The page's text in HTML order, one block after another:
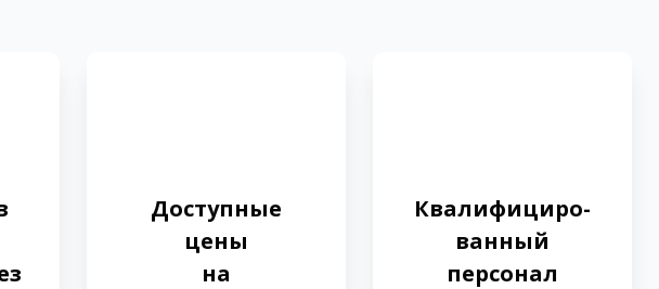
Доступные
цены
на
Квалифициро­
ванный
персонал